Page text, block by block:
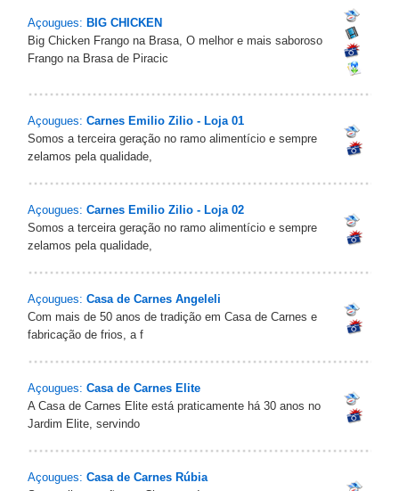
Açougues: BIG CHICKEN
Big Chicken Frango na Brasa, O melhor e mais saboroso
Frango na Brasa de Piracic
Açougues: Carnes Emilio Zilio - Loja 01
Somos a terceira geração no ramo alimentício e sempre
zelamos pela qualidade,
Açougues: Carnes Emilio Zilio - Loja 02
Somos a terceira geração no ramo alimentício e sempre
zelamos pela qualidade,
Açougues: Casa de Carnes Angeleli
Com mais de 50 anos de tradição em Casa de Carnes e
fabricação de frios, a f
Açougues: Casa de Carnes Elite
A Casa de Carnes Elite está praticamente há 30 anos no
Jardim Elite, servindo
Açougues: Casa de Carnes Rúbia